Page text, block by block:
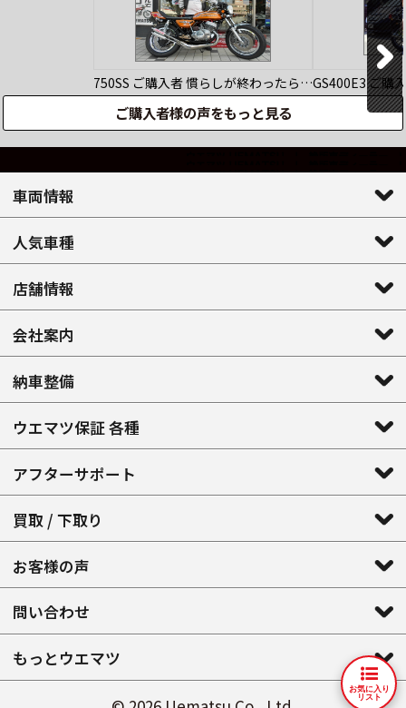
750SS ご購入者慣らしが終わったら…GS400E3ご購
ご購入者様の声をもっと見る
車両情報
人気車種
店舗情報
会社案内
納車整備
ウエマツ保証 各種
アフターサポート
買取 / 下取り
お客様の声
問い合わせ
もっとウエマツ
お気に入り
リスト